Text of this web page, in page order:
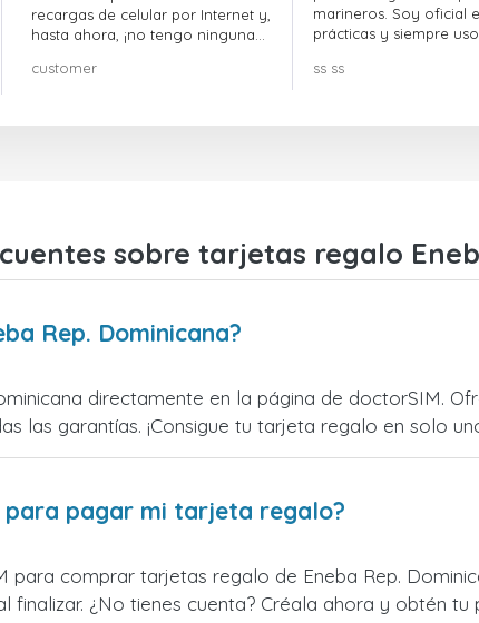
recargas de celular por Internet y,
hasta ahora, ¡no tengo ninguna
customer
marineros. Soy oficial
prácticas y siempre
ss ss
sobre tarjetas regalo
Rep. Dominicana?
directamente en la página de doctorSIM.
las garantías. ¡Consigue tu tarjeta regalo en solo
para pagar mi tarjeta regalo?
para comprar tarjetas regalo de Eneba Rep.
¿No tienes cuenta? Créala ahora y obtén tu